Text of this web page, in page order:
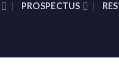
PROSPECTUS